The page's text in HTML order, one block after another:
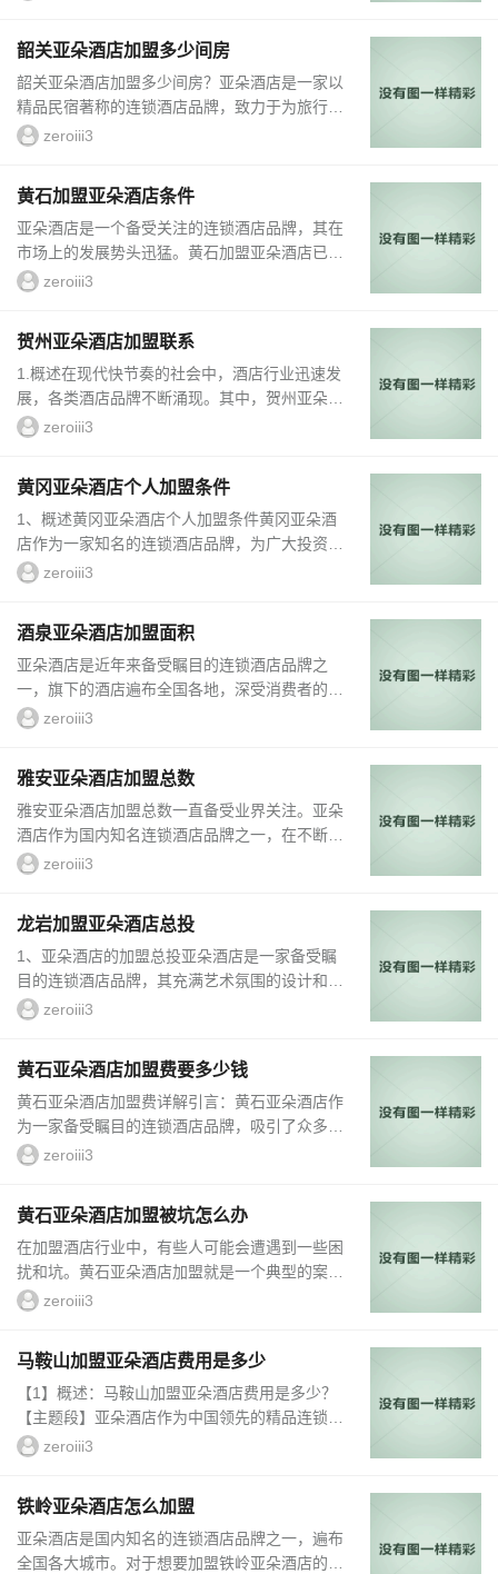
符合一些条件。具体来说，投资者需要具备一定
的经济实力和经营管理经验，能够独立承担一家
酒店的运营；同时，要有合适的...
韶关亚朵酒店加盟多少间房
韶关亚朵酒店加盟多少间房？亚朵酒店是一家以
精品民宿著称的连锁酒店品牌，致力于为旅行者
提供高品质、温馨舒适的住宿体验。在酒店行业
么，韶关亚朵酒店加盟多少间...
zeroiii3
黄石加盟亚朵酒店条件
亚朵酒店是一个备受关注的连锁酒店品牌，其在
市场上的发展势头迅猛。黄石加盟亚朵酒店已成
为投资者们的热门选择。在这篇文章中，我们将
店品牌，致力于为客户提供高品质、有设计感的
住宿体验。...
zeroiii3
贺州亚朵酒店加盟联系
1.概述在现代快节奏的社会中，酒店行业迅速发
展，各类酒店品牌不断涌现。其中，贺州亚朵酒
店以其独特的魅力和卓越的服务在行业内独树一
息和支持。2.了解贺州亚朵酒店贺州亚朵酒店作
为一家知名的酒店连锁品牌，致力于为客户提供
舒适、便捷和温馨的住宿体验。酒店的设计风格
独具特色，既保留了传统元素，又融入了...
zeroiii3
黄冈亚朵酒店个人加盟条件
1、概述黄冈亚朵酒店个人加盟条件黄冈亚朵酒
店作为一家知名的连锁酒店品牌，为广大投资者
提供了个人加盟的机会。加盟亚朵酒店不仅能够
件，帮助有意向的投资者了解相关信息。2、加
盟条件一：资金实力要求要成为黄冈亚朵酒店的
个人加盟商，首先需要具备一定的资金实力。投
资金额因不同地区而异，通常在50-100万元之
zeroiii3
酒泉亚朵酒店加盟面积
亚朵酒店是近年来备受瞩目的连锁酒店品牌之
一，旗下的酒店遍布全国各地，深受消费者的喜
爱。针对那些有意愿加盟酒店行业的投资者们，
关注的话题。1、酒泉亚朵酒店加盟面积的选择
作为一个兼具高品质和高性价比的连锁酒店品
牌，酒泉亚朵酒店注重酒店加盟店的规模和形
象。从官方公布的资料中可以得知，酒泉亚朵酒
zeroiii3
雅安亚朵酒店加盟总数
雅安亚朵酒店加盟总数一直备受业界关注。亚朵
酒店作为国内知名连锁酒店品牌之一，在不断拓
展市场的过程中，加盟总数也在不断增长。本文
绍，为有意加盟或了解亚朵酒店的读者提供全面
信息。首先，值得注意的是雅安亚朵酒店加盟总
数一直保持着稳步...
zeroiii3
龙岩加盟亚朵酒店总投
1、亚朵酒店的加盟总投亚朵酒店是一家备受瞩
目的连锁酒店品牌，其充满艺术氛围的设计和卓
越的服务质量使其在酒店行业引人注目。对于想
朵酒店秉承着以艺术为灵魂、品质至上的理念，
打造了独具特色的艺术酒店。酒店的设计融合了
现代艺术与传统元素，给人一种独特的感觉。同
时，亚朵酒店注重为客人提供个性化、定制化的
zeroiii3
黄石亚朵酒店加盟费要多少钱
黄石亚朵酒店加盟费详解引言：黄石亚朵酒店作
为一家备受瞩目的连锁酒店品牌，吸引了众多酒
店投资者的关注。在考虑加盟黄石亚朵酒店之
助那些感兴趣的投资者更好地了解加盟黄石亚朵
酒店的费用标准。1、黄石亚朵酒店加盟费的
含...
zeroiii3
黄石亚朵酒店加盟被坑怎么办
在加盟酒店行业中，有些人可能会遭遇到一些困
扰和坑。黄石亚朵酒店加盟就是一个典型的案
例。本文将详细介绍黄石亚朵酒店加盟被坑后的
吸引力黄石亚朵酒店是一家知名的连锁酒店品
牌，具有良好的信誉和品牌知名度...
zeroiii3
马鞍山加盟亚朵酒店费用是多少
【1】概述：马鞍山加盟亚朵酒店费用是多少？
【主题段】亚朵酒店作为中国领先的精品连锁酒
店品牌，备受投资者的关注。对于想要加盟亚朵
费用，帮助投资者做出明智的决策。【小标题
1】开店费用及投资额【段】加盟亚朵酒店所需
的开店费用和投资额通常包含一系列成本，如...
zeroiii3
铁岭亚朵酒店怎么加盟
亚朵酒店是国内知名的连锁酒店品牌之一，遍布
全国各大城市。对于想要加盟铁岭亚朵酒店的投